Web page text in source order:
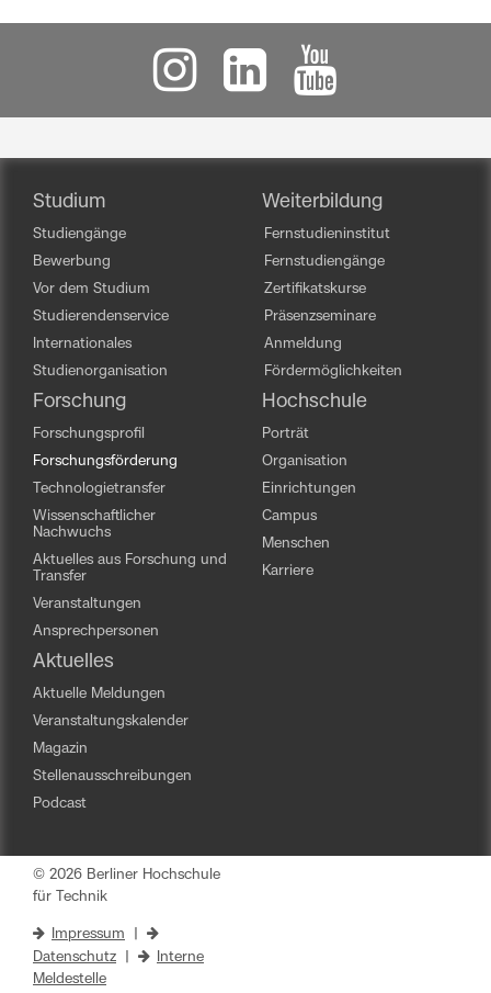
Studium
Studiengänge
Bewerbung
Vor dem Studium
Studierendenservice
Internationales
Studienorganisation
Weiterbildung
Fernstudieninstitut
Fernstudiengänge
Zertifikatskurse
Präsenzseminare
Anmeldung
Fördermöglichkeiten
Forschung
Forschungsprofil
Forschungsförderung
Technologietransfer
Wissenschaftlicher
Nachwuchs
Aktuelles aus Forschung und
Transfer
Veranstaltungen
Ansprechpersonen
Hochschule
Porträt
Organisation
Einrichtungen
Campus
Menschen
Karriere
Aktuelles
Aktuelle Meldungen
Veranstaltungskalender
Magazin
Stellenausschreibungen
Podcast
© 2026 Berliner Hochschule
für Technik
Impressum
Datenschutz
Interne
Meldestelle